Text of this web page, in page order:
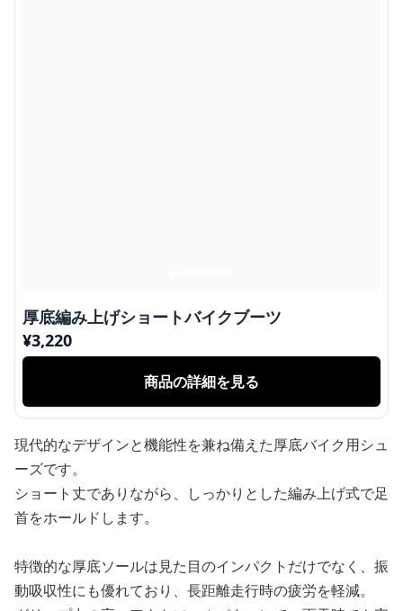
厚底編み上げショートバイクブーツ
¥3,220
商品の詳細を見る
現代的なデザインと機能性を兼ね備えた厚底バイク用シュ
ーズです。
ショート丈でありながら、しっかりとした編み上げ式で足
首をホールドします。
特徴的な厚底ソールは見た目のインパクトだけでなく、振
動吸収性にも優れており、長距離走行時の疲労を軽減。